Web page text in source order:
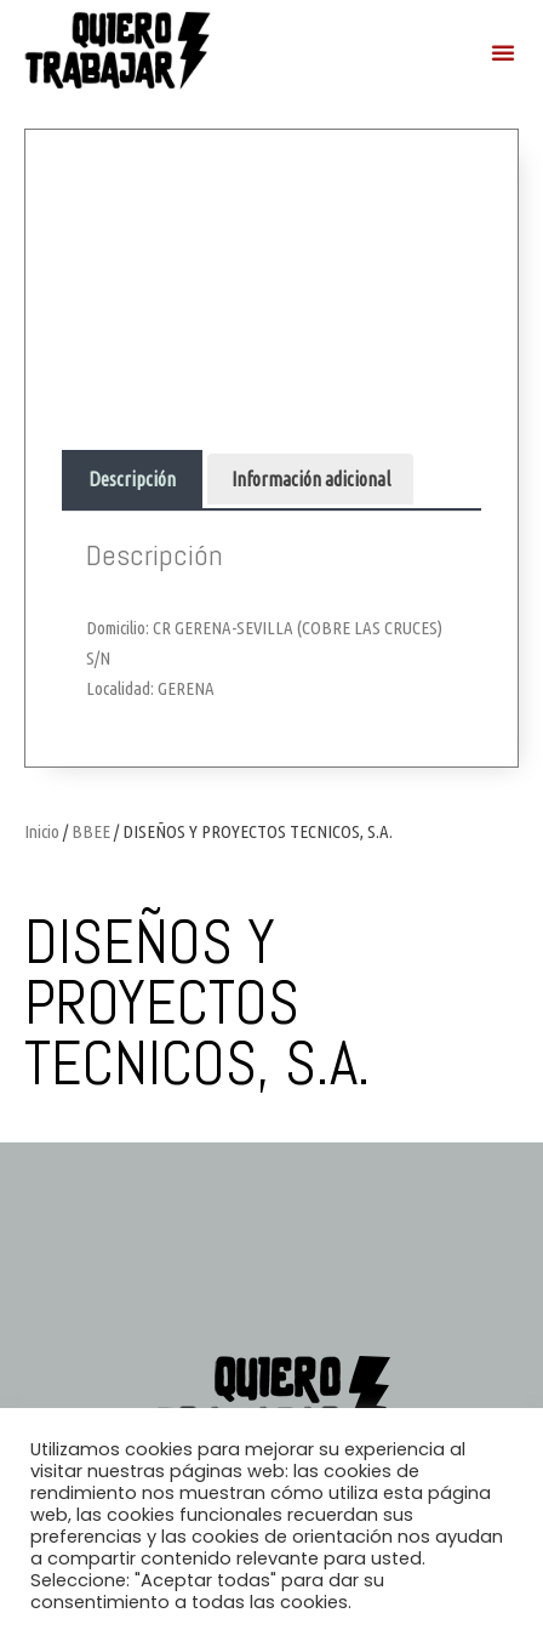
Inicio /BBEE/ DISEÑOS Y PROYECTOS TECNICOS, S.A.
DISEÑOS Y
PROYECTOS
TECNICOS, S.A.
Descripción Información adicional
Descripción
Domicilio: CR GERENA-SEVILLA (COBRE LAS CRUCES)
S/N
Localidad: GERENA
Utilizamos cookies para mejorar su experiencia al
visitar nuestras páginas web: las cookies de
rendimiento nos muestran cómo utiliza esta página
web, las cookies funcionales recuerdan sus
preferencias y las cookies de orientación nos ayudan
a compartir contenido relevante para usted.
Seleccione: "Aceptar todas" para dar su
consentimiento a todas las cookies.